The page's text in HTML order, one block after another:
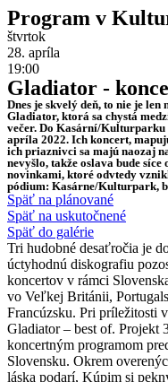
Program v
štvrtok
28. apríla
19:00
Gladiator -
Dnes je skvelý deň, to nie je
Gladiator, ktorá sa chystá
večer. Do Kasární/
apríla 2022. Ich koncert,
ich priaznivci sa majú naozaj
nevyšlo, takže oslava bude
novinkami, ktoré odvtedy
pódium: Kasárne/Kulturpark,
Späť na plánované
Späť na uskutočnené
Späť do galérie
Tri hudobné desaťročia je
úctyhodnú diskografiu
koncertov v rámci
vo Veľkej Británii,
Francúzsku. Pri príležitosti
Gladiator – best of. Projekt
koncertným programom
Slovensku. Okrem
láska podarí, Kúpim si